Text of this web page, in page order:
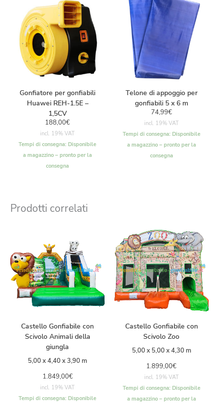
Gonfiatore per gonfiabili
Huawei REH-1.5E –
1,5CV
188,00€
incl. 19% VAT
Tempi di consegna: Disponibile
a magazzino – pronto per la
consegna
Telone di appoggio per
gonfiabili 5 x 6 m
74,99€
incl. 19% VAT
Tempi di consegna: Disponibile
a magazzino – pronto per la
consegna
Prodotti correlati
Castello Gonfiabile con
Scivolo Animali della
giungla
5,00 x 4,40 x 3,90 m
1.849,00€
incl. 19% VAT
Tempi di consegna: Disponibile
Castello Gonfiabile con
Scivolo Zoo
5,00 x 5,00 x 4,30 m
1.899,00€
incl. 19% VAT
Tempi di consegna: Disponibile
a magazzino – pronto per la